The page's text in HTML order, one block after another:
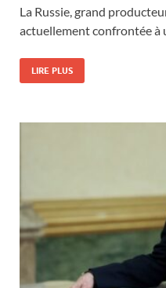
La Russie, grand
actuellement confrontée à
LIRE PLUS